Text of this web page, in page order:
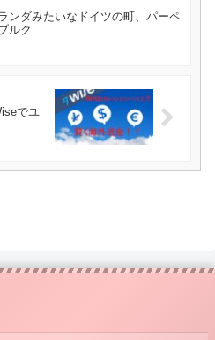
ンダみたいなドイツの町、パーペ
ルク
でユ